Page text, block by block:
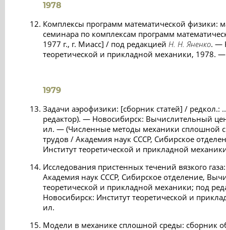
1978
Комплексы программ математической физики:
семинара по комплексам программ
1977 г., г. Миасс] / под редакцией Н. Н. Яненко. —
теоретической и прикладной механики, 1978.
1979
Задачи аэрофизики: [сборник статей] / редкол.:
редактор). — Новосибирск: Вычислительный
ил. — (Численные методы механики сплошной
трудов / Академия наук СССР, Сибирское
Институт теоретической и прикладной
Исследования пристенных течений вязкого
Академия наук СССР, Сибирское отделение,
теоретической и прикладной механики; под
Новосибирск: Институт теоретической и
ил.
Модели в механике сплошной среды: сборник